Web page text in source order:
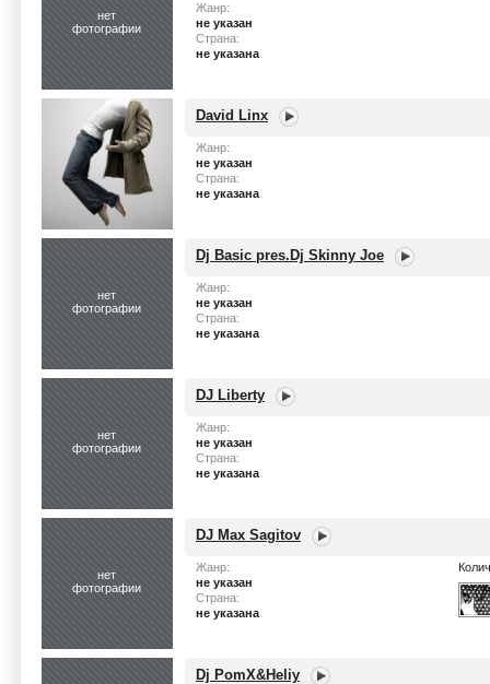
нет
фотографии
Жанр:
не указан
Страна:
не указана
David Linx
Жанр:
не указан
Страна:
не указана
нет
фотографии
Dj Basic pres.Dj Skinny Joe
Жанр:
не указан
Страна:
не указана
нет
фотографии
DJ Liberty
Жанр:
не указан
Страна:
не указана
нет
фотографии
DJ Max Sagitov
Жанр:
не указан
Страна:
не указана
Dj PomX&Heliy